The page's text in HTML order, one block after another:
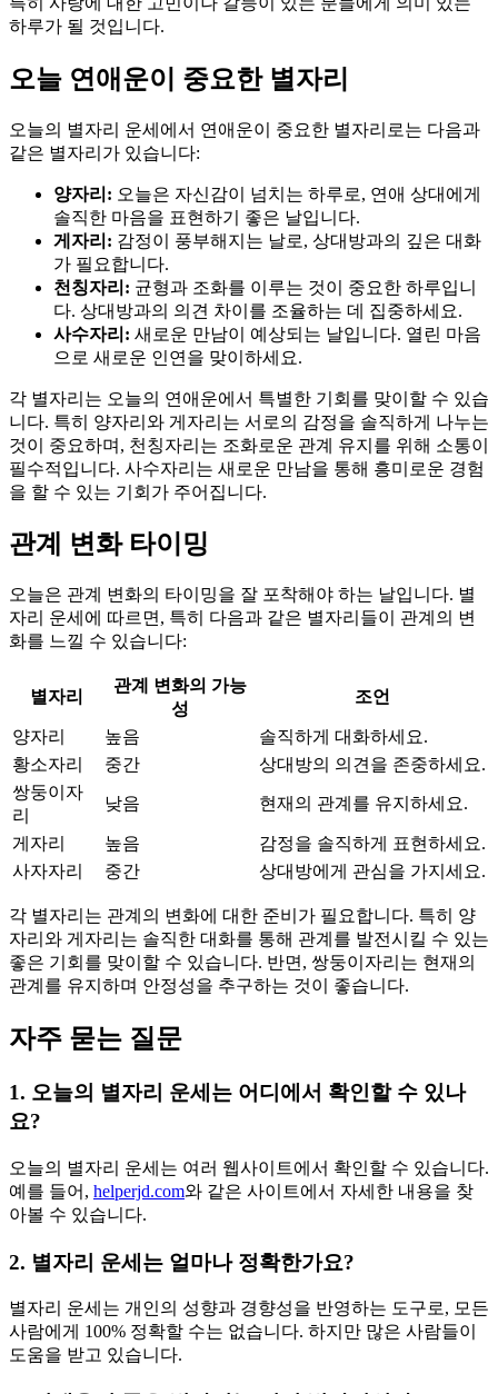
하루가 될 것입니다.
오늘 연애운이 중요한 별자리
오늘의 별자리 운세에서 연애운이 중요한 별자리로는 다음과
같은 별자리가 있습니다:
양자리: 오늘은 자신감이 넘치는 하루로, 연애 상대에게
솔직한 마음을 표현하기 좋은 날입니다.
게자리: 감정이 풍부해지는 날로, 상대방과의 깊은 대화
가 필요합니다.
천칭자리: 균형과 조화를 이루는 것이 중요한 하루입니
다. 상대방과의 의견 차이를 조율하는 데 집중하세요.
사수자리: 새로운 만남이 예상되는 날입니다. 열린 마음
으로 새로운 인연을 맞이하세요.
각 별자리는 오늘의 연애운에서 특별한 기회를 맞이할 수 있습
니다. 특히 양자리와 게자리는 서로의 감정을 솔직하게 나누는
것이 중요하며, 천칭자리는 조화로운 관계 유지를 위해 소통이
필수적입니다. 사수자리는 새로운 만남을 통해 흥미로운 경험
을 할 수 있는 기회가 주어집니다.
관계 변화 타이밍
오늘은 관계 변화의 타이밍을 잘 포착해야 하는 날입니다. 별
자리 운세에 따르면, 특히 다음과 같은 별자리들이 관계의 변
화를 느낄 수 있습니다:
별자리
관계 변화의 가능
성
조언
양자리 높음
솔직하게 대화하세요.
황소자리
중간
상대방의 의견을 존중하세요.
쌍둥이자
리
낮음 현재의 관계를 유지하세요.
게자리 높음
감정을 솔직하게 표현하세요.
사자자리
중간 상대방에게 관심을 가지세요.
각 별자리는 관계의 변화에 대한 준비가 필요합니다. 특히 양
자리와 게자리는 솔직한 대화를 통해 관계를 발전시킬 수 있는
좋은 기회를 맞이할 수 있습니다. 반면, 쌍둥이자리는 현재의
관계를 유지하며 안정성을 추구하는 것이 좋습니다.
자주 묻는 질문
1. 오늘의 별자리 운세는 어디에서 확인할 수 있나
요?
오늘의 별자리 운세는 여러 웹사이트에서 확인할 수 있습니다.
예를 들어, helperjd.com와 같은 사이트에서 자세한 내용을 찾
아볼 수 있습니다.
2. 별자리 운세는 얼마나 정확한가요?
별자리 운세는 개인의 성향과 경향성을 반영하는 도구로, 모든
사람에게 100% 정확할 수는 없습니다. 하지만 많은 사람들이
도움을 받고 있습니다.